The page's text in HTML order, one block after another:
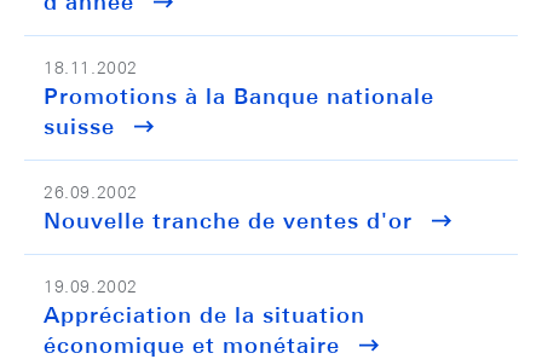
18.11.2002
Promotions à la Banque nationale
suisse
26.09.2002
Nouvelle tranche de ventes d'or
19.09.2002
Appréciation de la situation
économique et monétaire